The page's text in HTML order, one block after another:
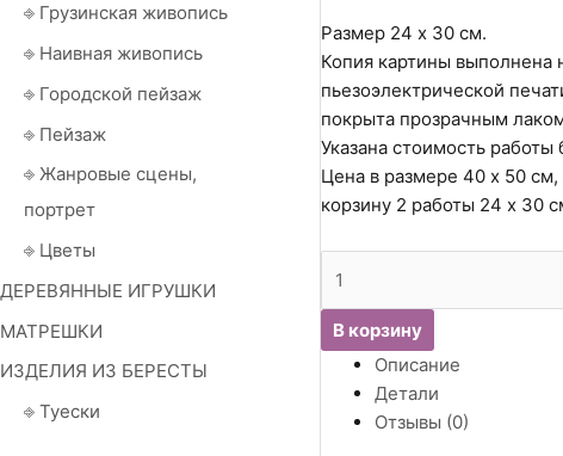
⎆ Грузинская живопись
⎆ Наивная живопись
⎆ Городской пейзаж
⎆ Пейзаж
⎆ Жанровые сцены,
портрет
⎆ Цветы
ДЕРЕВЯННЫЕ ИГРУШКИ
МАТРЕШКИ
ИЗДЕЛИЯ ИЗ БЕРЕСТЫ
⎆ Туески
Размер 24 х 30 см.
Копия картины выполнена
пьезоэлектрической
покрыта прозрачным
Указана стоимость работы
Цена в размере 40 х 50 см,
корзину 2 работы 24 х 30
товара
Мунье
Эмиль.
Девочка
сливами
В корзину
Описание
Детали
Отзывы (0)